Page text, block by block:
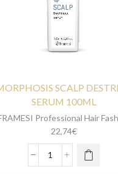
SCALP
SERUM 100ML
Professional Hair
22,74€